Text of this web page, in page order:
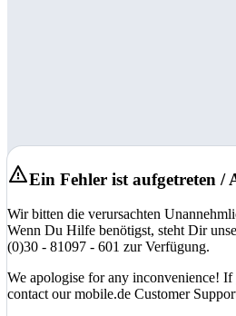
Ein Fehler ist aufgetreten /
Wir bitten die verursachten
Wenn Du Hilfe benötigst, steht Dir
(0)30 - 81097 - 601 zur Verfügung.
We apologise for any inconvenience! If
contact our mobile.de Customer